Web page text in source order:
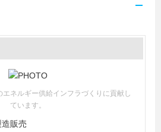
エネルギー供給インフラづくりに貢献し
ています。
販売